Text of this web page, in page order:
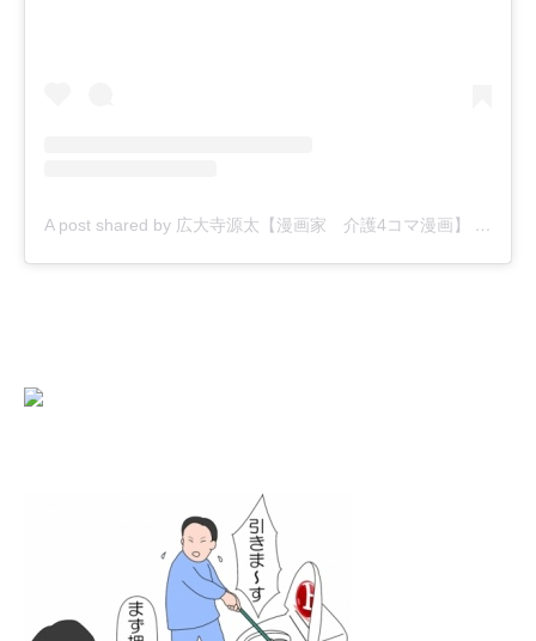
A post shared by 広大寺源太【漫画家 介護4コマ漫画】 (@kodaiji_genta)